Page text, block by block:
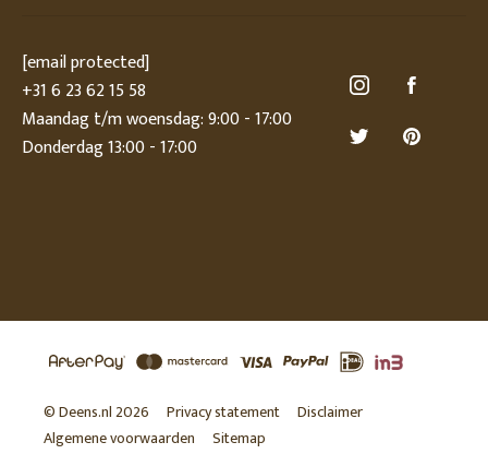
[email protected]
+31 6 23 62 15 58
Maandag t/m woensdag: 9:00 - 17:00
Donderdag 13:00 - 17:00
© Deens.nl 2026 Privacy statement
Disclaimer
Algemene voorwaarden
Sitemap